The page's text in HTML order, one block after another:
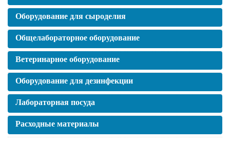
Оборудование для сыроделия
Общелабораторное оборудование
Ветеринарное оборудование
Оборудование для дезинфекции
Лабораторная посуда
Расходные материалы